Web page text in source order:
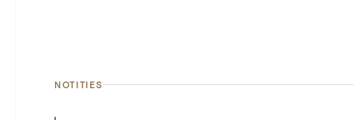
NOTITIES